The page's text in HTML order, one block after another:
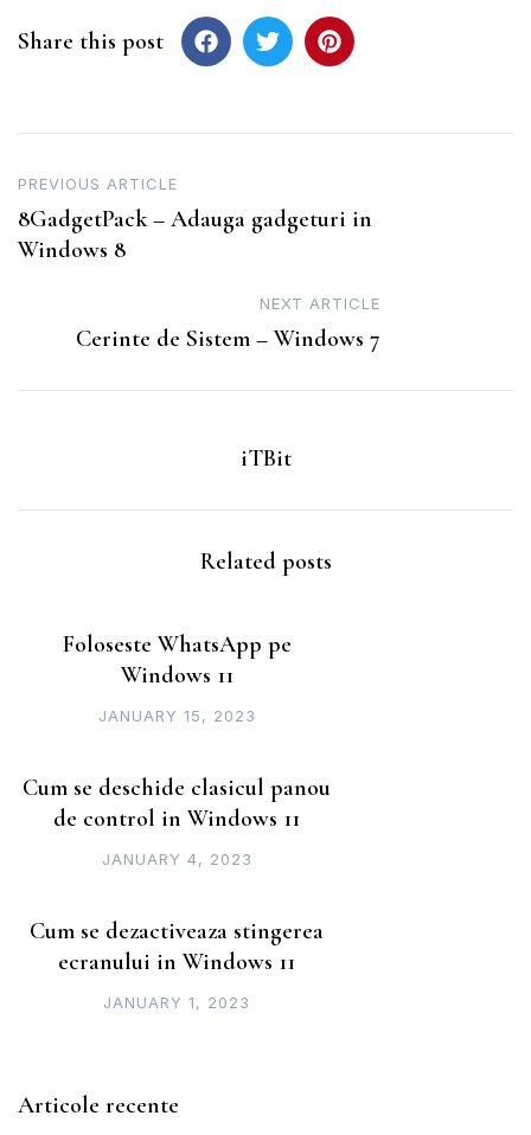
Share this post
Post
navigation
PREVIOUS ARTICLE
8GadgetPack – Adauga gadgeturi in
Windows 8
NEXT ARTICLE
Cerinte de Sistem – Windows 7
iTBit
Related posts
Foloseste WhatsApp pe
Windows 11
JANUARY 15, 2023
Cum se deschide clasicul panou
de control in Windows 11
JANUARY 4, 2023
Cum se dezactiveaza stingerea
ecranului in Windows 11
JANUARY 1, 2023
Articole recente